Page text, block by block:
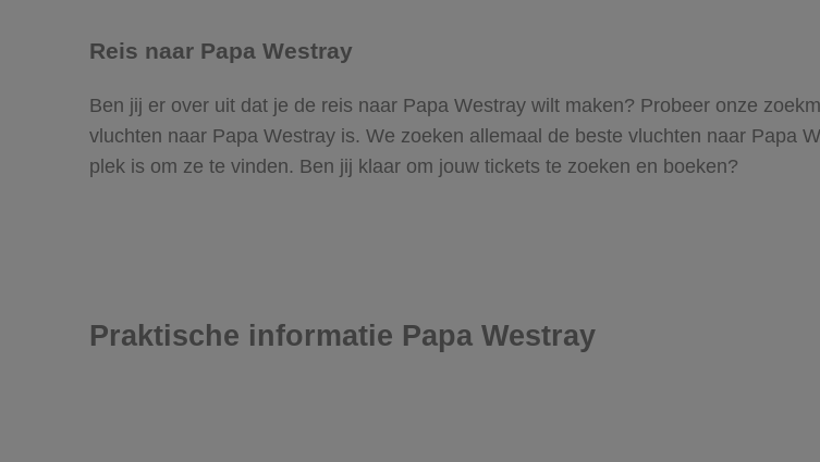
Reis naar Papa Westray
Ben jij er over uit dat je de reis naar Papa Westray wilt maken? Probeer onze
vluchten naar Papa Westray is. We zoeken allemaal de beste vluchten naar Papa
plek is om ze te vinden. Ben jij klaar om jouw tickets te zoeken en boeken?
Praktische informatie Papa Westray